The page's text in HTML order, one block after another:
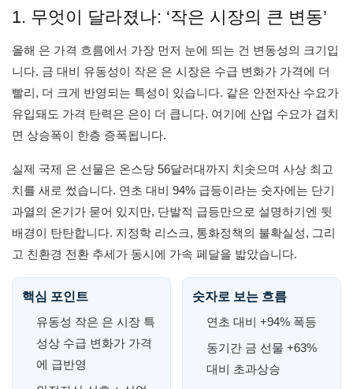
1. 무엇이 달라졌나: ‘작은 시장의 큰 변동’
올해 은 가격 흐름에서 가장 먼저 눈에 띄는 건 변동성의 크기입
니다. 금 대비 유동성이 작은 은 시장은 수급 변화가 가격에 더
빨리, 더 크게 반영되는 특성이 있습니다. 같은 안전자산 수요가
유입돼도 가격 탄력은 은이 더 큽니다. 여기에 산업 수요가 겹치
면 상승폭이 한층 증폭됩니다.
실제 국제 은 선물은 온스당 56달러대까지 치솟으며 사상 최고
치를 새로 썼습니다. 연초 대비 94% 급등이라는 숫자에는 단기
과열의 온기가 묻어 있지만, 단발적 급등만으로 설명하기엔 뒷
배경이 탄탄합니다. 지정학 리스크, 통화정책의 불확실성, 그리
고 친환경 전환 추세가 동시에 가속 페달을 밟았습니다.
핵심 포인트
유동성 작은 은 시장 특
성상 수급 변화가 가격
에 급반영
숫자로 보는 흐름
연초 대비 +94% 폭등
동기간 금 선물 +63%
대비 초과상승